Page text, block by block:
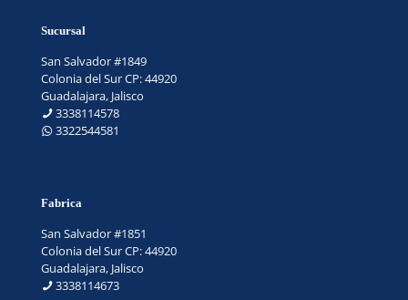
Sucursal
San Salvador #1849
Colonia del Sur CP: 44920
Guadalajara, Jalisco
3338114578
3322544581
Fabrica
San Salvador #1851
Colonia del Sur CP: 44920
Guadalajara, Jalisco
3338114673